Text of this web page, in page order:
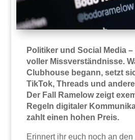
Politiker und Social Media
voller Missverständnisse.
Clubhouse begann, setzt
TikTok, Threads und
Der Fall Ramelow zeigt
Regeln digitaler
zahlt einen hohen Preis.
Erinnert ihr euch noch an